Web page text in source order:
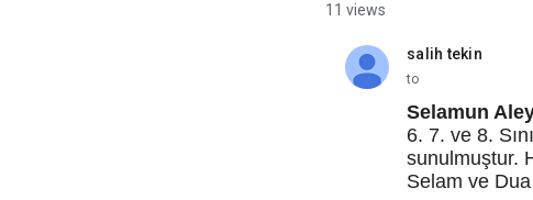
11 views
salih tekin
unread,
to
Selamun
6. 7. ve 8.
sunulmuştur.
Selam ve